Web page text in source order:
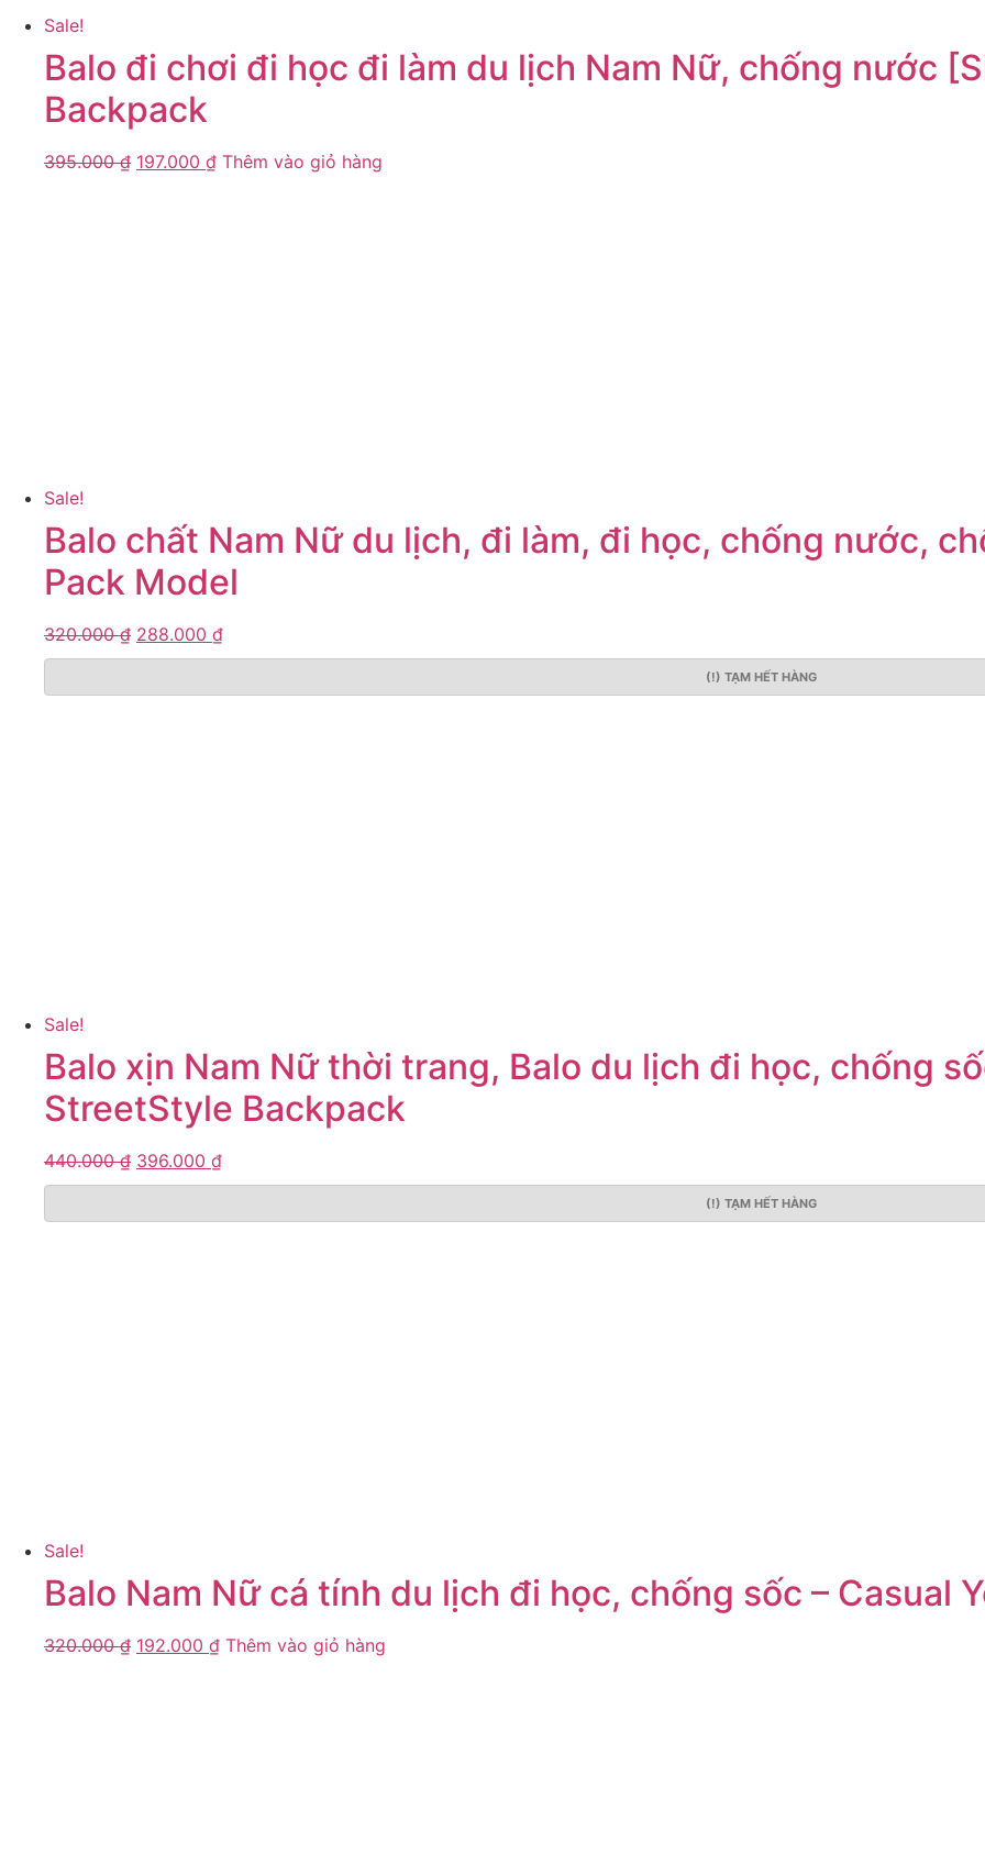
Sale!
Balo đi chơi đi học đi làm du lịch Nam Nữ, chống nước
Backpack
395.000₫ 197.000 ₫ Thêm vào giỏ hàng
Sale!
Balo chất Nam Nữ du lịch, đi làm, đi học, chống nước,
Pack Model
320.000₫ 288.000 ₫
(!) TẠM HẾT HÀNG
Sale!
Balo xịn Nam Nữ thời trang, Balo du lịch đi học, chống
StreetStyle Backpack
440.000₫ 396.000 ₫
(!) TẠM HẾT HÀNG
Sale!
Balo Nam Nữ cá tính du lịch đi học, chống sốc – Casual
320.000₫ 192.000 ₫ Thêm vào giỏ hàng